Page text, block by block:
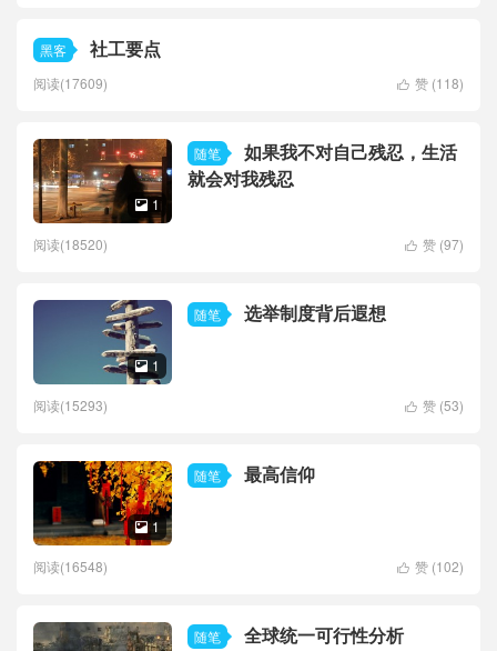
黑客 社工要点
 赞 (118)
阅读(17609)
随笔
如果我不对自己残忍，生活
就会对我残忍
 1
 赞 (97)
阅读(18520)
随笔 选举制度背后遐想
 1
 赞 (53)
阅读(15293)
随笔 最高信仰
 1
 赞 (102)
阅读(16548)
随笔 全球统一可行性分析